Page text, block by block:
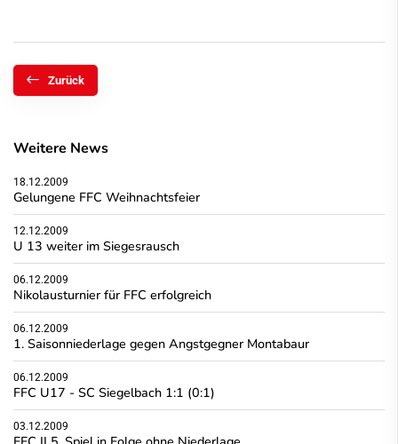
Zurück
Weitere News
18.12.2009
Gelungene FFC Weihnachtsfeier
12.12.2009
U 13 weiter im Siegesrausch
06.12.2009
Nikolausturnier für FFC erfolgreich
06.12.2009
1. Saisonniederlage gegen Angstgegner Montabaur
06.12.2009
FFC U17 - SC Siegelbach 1:1 (0:1)
03.12.2009